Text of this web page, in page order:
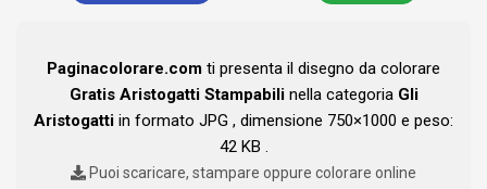
Paginacolorare.com ti presenta il disegno da colorare
Gratis Aristogatti Stampabilinella categoria Gli
Aristogatti in formato JPG , dimensione 750×1000 e peso:
42 KB .
Puoi scaricare, stampare oppure colorare online